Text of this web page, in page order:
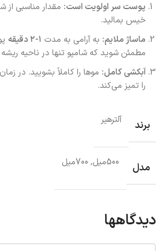
پوست سر اولویت است: مقدار مناسبی
خیس بمالید.
ماساژ ملایم: به آرامی به مدت ۱-۲ دقیقه
مطمئن شوید که شامپو تنها در ناحیه
آبکشی کامل: موها را کاملاً بشویید. در
را تمیز می‌کند.
برند آلترهیر
مدل 500میل, 700میل
دیدگاهها